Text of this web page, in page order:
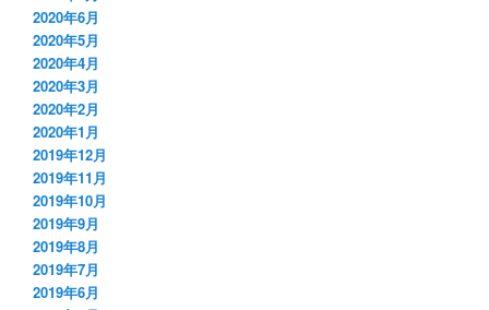
2020年6月
2020年5月
2020年4月
2020年3月
2020年2月
2020年1月
2019年12月
2019年11月
2019年10月
2019年9月
2019年8月
2019年7月
2019年6月